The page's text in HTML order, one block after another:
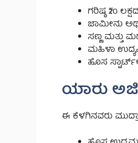
ಗರಿಷ್ಠ ₹20
ಜಾಮೀನು
ಸಣ್ಣ ಮತ್ತು
ಮಹಿಳಾ
ಹೊಸ
ಯಾರು
ಈ ಕೆಳಗಿನವರು